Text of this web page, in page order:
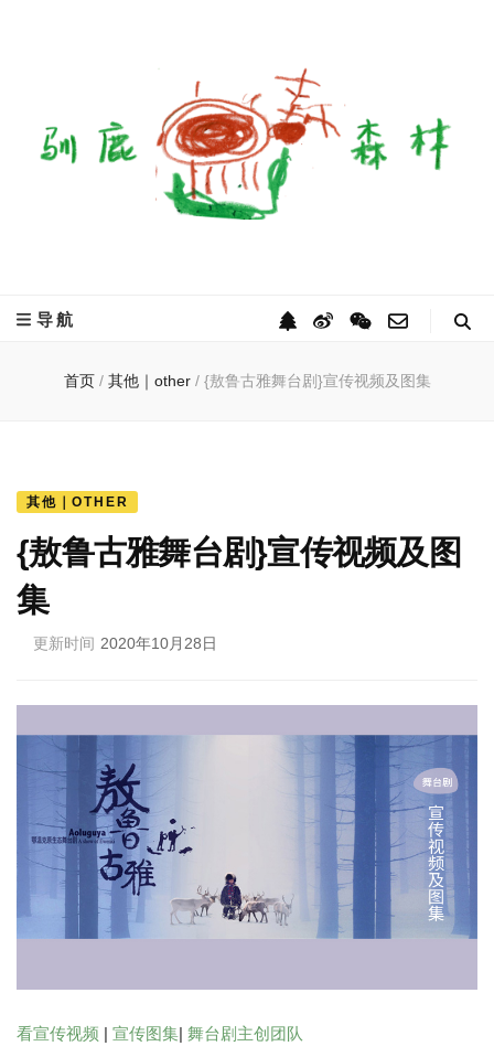
导航
首页 / 其他｜other / {敖鲁古雅舞台剧}宣传视频及图集
其他｜OTHER
{敖鲁古雅舞台剧}宣传视频及图
集
更新时间 2020年10月28日
看宣传视频 | 宣传图集| 舞台剧主创团队